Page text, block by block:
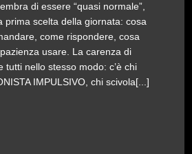
di essere “quasi normale”,
prima scelta della giornata: cosa
come rispondere, cosa
usare. La carenza di
tutti nello stesso modo: c’è chi
IMPULSIVO, chi scivola[...]